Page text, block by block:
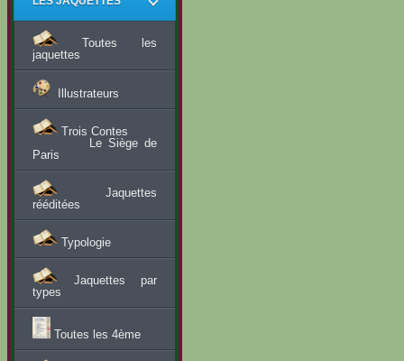
Toutes les
jaquettes
Illustrateurs
Trois Contes
Le Siège de
Paris
Jaquettes
rééditées
Typologie
Jaquettes par
types
Toutes les 4ème